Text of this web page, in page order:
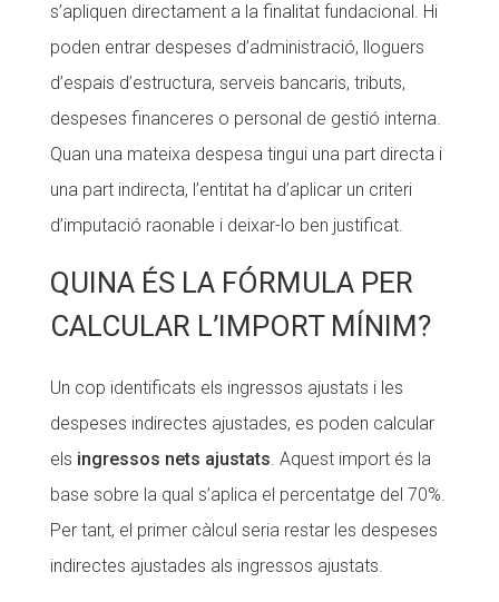
s’apliquen directament a la finalitat fundacional. Hi
poden entrar despeses d’administració, lloguers
d’espais d’estructura, serveis bancaris, tributs,
despeses financeres o personal de gestió interna.
Quan una mateixa despesa tingui una part directa i
una part indirecta, l’entitat ha d’aplicar un criteri
d’imputació raonable i deixar-lo ben justificat.
QUINA ÉS LA FÓRMULA PER
CALCULAR L’IMPORT MÍNIM?
Un cop identificats els ingressos ajustats i les
despeses indirectes ajustades, es poden calcular
els ingressos nets ajustats. Aquest import és la
base sobre la qual s’aplica el percentatge del 70%.
Per tant, el primer càlcul seria restar les despeses
indirectes ajustades als ingressos ajustats.